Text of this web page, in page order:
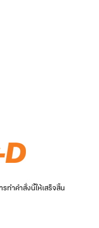
ทำคำสั่งนี้ให้เสร็จสิ้น